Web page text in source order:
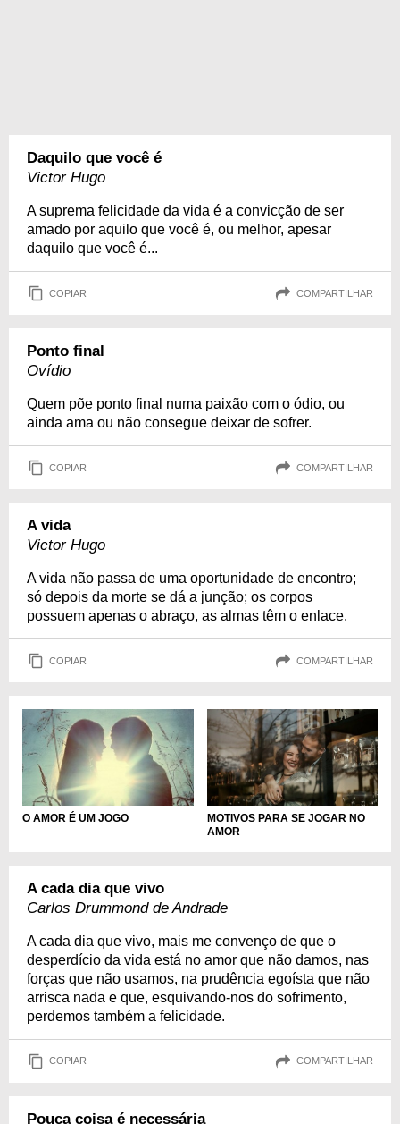
Daquilo que você é
Victor Hugo
A suprema felicidade da vida é a convicção de ser
amado por aquilo que você é, ou melhor, apesar
daquilo que você é...
COPIAR COMPARTILHAR
Ponto final
Ovídio
Quem põe ponto final numa paixão com o ódio, ou
ainda ama ou não consegue deixar de sofrer.
COPIAR COMPARTILHAR
A vida
Victor Hugo
A vida não passa de uma oportunidade de encontro;
só depois da morte se dá a junção; os corpos
possuem apenas o abraço, as almas têm o enlace.
COPIAR COMPARTILHAR
O AMOR É UM JOGO
MOTIVOS PARA SE JOGAR NO
AMOR
A cada dia que vivo
Carlos Drummond de Andrade
A cada dia que vivo, mais me convenço de que o
desperdício da vida está no amor que não damos, nas
forças que não usamos, na prudência egoísta que não
arrisca nada e que, esquivando-nos do sofrimento,
perdemos também a felicidade.
COPIAR COMPARTILHAR
Pouca coisa é necessária